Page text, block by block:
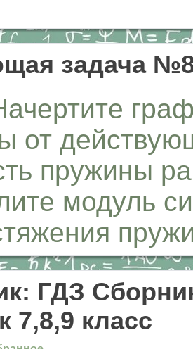
задача
от
пружины
модуль
ГДЗ
7,8,9 класс